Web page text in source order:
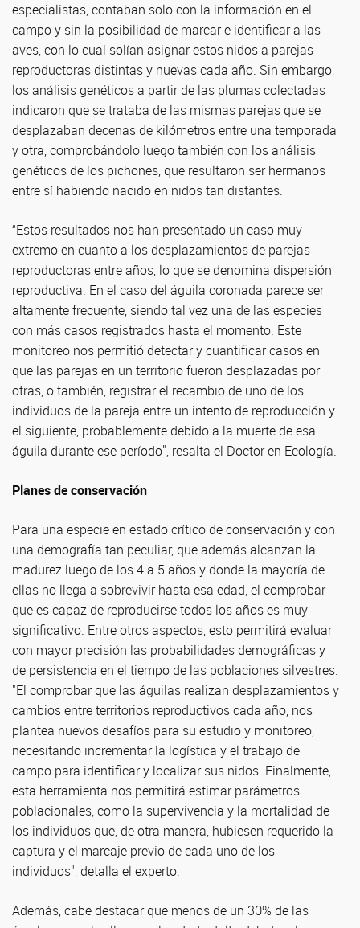
especialistas, contaban solo con la información en el
campo y sin la posibilidad de marcar e identificar a las
aves, con lo cual solían asignar estos nidos a parejas
reproductoras distintas y nuevas cada año. Sin embargo,
los análisis genéticos a partir de las plumas colectadas
indicaron que se trataba de las mismas parejas que se
desplazaban decenas de kilómetros entre una temporada
y otra, comprobándolo luego también con los análisis
genéticos de los pichones, que resultaron ser hermanos
entre sí habiendo nacido en nidos tan distantes.
“Estos resultados nos han presentado un caso muy
extremo en cuanto a los desplazamientos de parejas
reproductoras entre años, lo que se denomina dispersión
reproductiva. En el caso del águila coronada parece ser
altamente frecuente, siendo tal vez una de las especies
con más casos registrados hasta el momento. Este
monitoreo nos permitió detectar y cuantificar casos en
que las parejas en un territorio fueron desplazadas por
otras, o también, registrar el recambio de uno de los
individuos de la pareja entre un intento de reproducción y
el siguiente, probablemente debido a la muerte de esa
águila durante ese período", resalta el Doctor en Ecología.
Planes de conservación
Para una especie en estado crítico de conservación y con
una demografía tan peculiar, que además alcanzan la
madurez luego de los 4 a 5 años y donde la mayoría de
ellas no llega a sobrevivir hasta esa edad, el comprobar
que es capaz de reproducirse todos los años es muy
significativo. Entre otros aspectos, esto permitirá evaluar
con mayor precisión las probabilidades demográficas y
de persistencia en el tiempo de las poblaciones silvestres.
"El comprobar que las águilas realizan desplazamientos y
cambios entre territorios reproductivos cada año, nos
plantea nuevos desafíos para su estudio y monitoreo,
necesitando incrementar la logística y el trabajo de
campo para identificar y localizar sus nidos. Finalmente,
esta herramienta nos permitirá estimar parámetros
poblacionales, como la supervivencia y la mortalidad de
los individuos que, de otra manera, hubiesen requerido la
captura y el marcaje previo de cada uno de los
individuos", detalla el experto.
Además, cabe destacar que menos de un 30% de las